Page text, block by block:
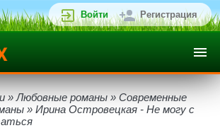
Войти Регистрация
» Любовные романы » Современные
» Ирина Островецкая - Не могу с